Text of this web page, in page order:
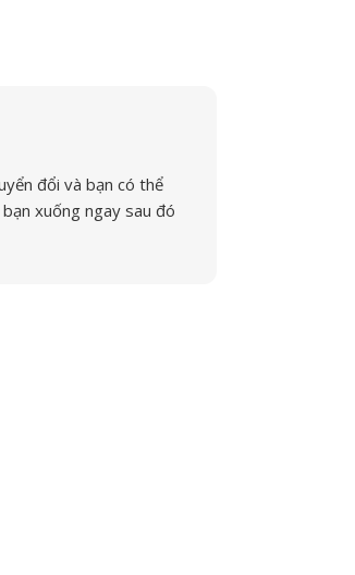
đổi và bạn có thể
xuống ngay sau đó